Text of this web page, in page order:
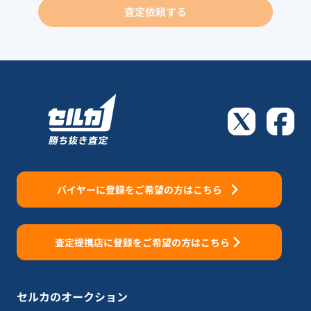
査定依頼する
バイヤーに登録をご希望の方はこちら
査定提携店に登録をご希望の方はこちら
セルカのオークション